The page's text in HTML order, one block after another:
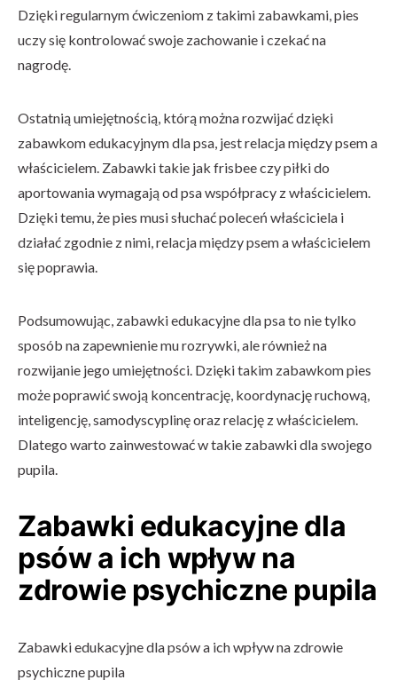
Dzięki regularnym ćwiczeniom z takimi zabawkami, pies
uczy się kontrolować swoje zachowanie i czekać na
nagrodę.
Ostatnią umiejętnością, którą można rozwijać dzięki
zabawkom edukacyjnym dla psa, jest relacja między psem a
właścicielem. Zabawki takie jak frisbee czy piłki do
aportowania wymagają od psa współpracy z właścicielem.
Dzięki temu, że pies musi słuchać poleceń właściciela i
działać zgodnie z nimi, relacja między psem a właścicielem
się poprawia.
Podsumowując, zabawki edukacyjne dla psa to nie tylko
sposób na zapewnienie mu rozrywki, ale również na
rozwijanie jego umiejętności. Dzięki takim zabawkom pies
może poprawić swoją koncentrację, koordynację ruchową,
inteligencję, samodyscyplinę oraz relację z właścicielem.
Dlatego warto zainwestować w takie zabawki dla swojego
pupila.
Zabawki edukacyjne dla
psów a ich wpływ na
zdrowie psychiczne pupila
Zabawki edukacyjne dla psów a ich wpływ na zdrowie
psychiczne pupila